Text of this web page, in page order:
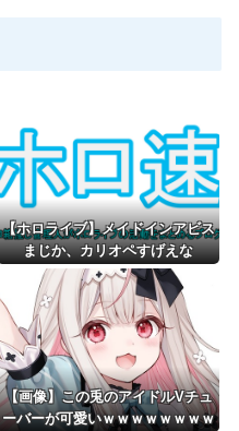
【ホロライブ】メイドインアビス
まじか、カリオペすげえな
【画像】この兎のアイドルVチュ
ーバーが可愛いｗｗｗｗｗｗｗｗ